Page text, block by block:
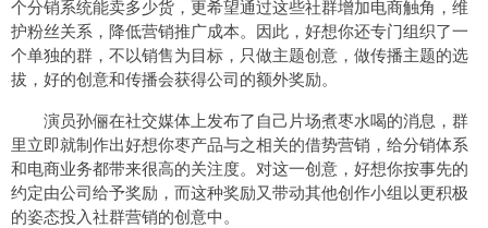
个分销系统能卖多少货，更希望通过这些社群增加电商触角，维
护粉丝关系，降低营销推广成本。因此，好想你还专门组织了一
个单独的群，不以销售为目标，只做主题创意，做传播主题的选
拔，好的创意和传播会获得公司的额外奖励。
演员孙俪在社交媒体上发布了自己片场煮枣水喝的消息，群
里立即就制作出好想你枣产品与之相关的借势营销，给分销体系
和电商业务都带来很高的关注度。对这一创意，好想你按事先的
约定由公司给予奖励，而这种奖励又带动其他创作小组以更积极
的姿态投入社群营销的创意中。